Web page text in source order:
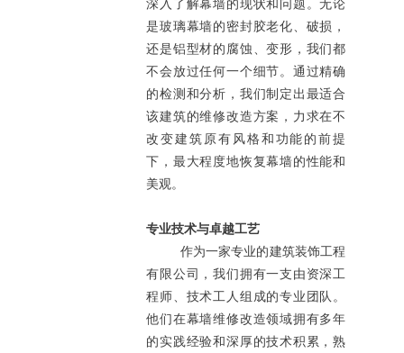
深入了解幕墙的现状和问题。无论
是玻璃幕墙的密封胶老化、破损，
还是铝型材的腐蚀、变形，我们都
不会放过任何一个细节。通过精确
的检测和分析，我们制定出最适合
该建筑的维修改造方案，力求在不
改变建筑原有风格和功能的前提
下，最大程度地恢复幕墙的性能和
美观。
专业技术与卓越工艺
作为一家专业的建筑装饰工程
有限公司，我们拥有一支由资深工
程师、技术工人组成的专业团队。
他们在幕墙维修改造领域拥有多年
的实践经验和深厚的技术积累，熟